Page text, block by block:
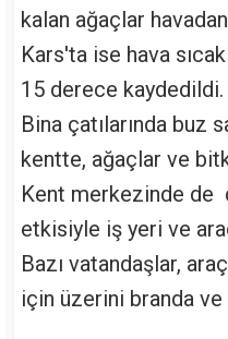
kalan ağaçlar
Kars'ta ise hava
15 derece kaydedildi.
Bina çatılarında buz
kentte, ağaçlar ve
Kent merkezinde de
etkisiyle iş yeri ve
Bazı vatandaşlar,
için üzerini branda